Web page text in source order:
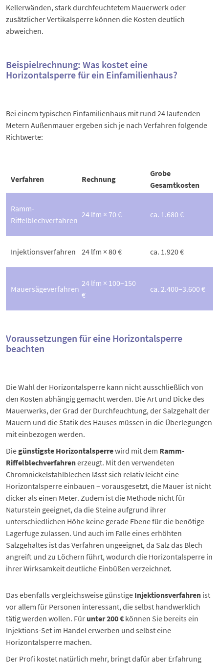
Kellerwänden, stark durchfeuchtetem Mauerwerk oder
zusätzlicher Vertikalsperre können die Kosten deutlich
abweichen.
Beispielrechnung: Was kostet eine
Horizontalsperre für ein Einfamilienhaus?
Bei einem typischen Einfamilienhaus mit rund 24 laufenden
Metern Außenmauer ergeben sich je nach Verfahren folgende
Richtwerte:
Verfahren Rechnung
Grobe
Gesamtkosten
Ramm-
Riffelblechverfahren
24 lfm × 70 € ca. 1.680 €
Injektionsverfahren 24 lfm × 80 € ca. 1.920 €
Mauersägeverfahren
24 lfm × 100–150
€
ca. 2.400–3.600 €
Voraussetzungen für eine Horizontalsperre
beachten
Die Wahl der Horizontalsperre kann nicht ausschließlich von
den Kosten abhängig gemacht werden. Die Art und Dicke des
Mauerwerks, der Grad der Durchfeuchtung, der Salzgehalt der
Mauern und die Statik des Hauses müssen in die Überlegungen
mit einbezogen werden.
Diegünstigste Horizontalsperrewird mit dem Ramm-
Riffelblechverfahrenerzeugt. Mit den verwendeten
Chromnickelstahlblechen lässt sich relativ leicht eine
Horizontalsperre einbauen – vorausgesetzt, die Mauer ist nicht
dicker als einen Meter. Zudem ist die Methode nicht für
Naturstein geeignet, da die Steine aufgrund ihrer
unterschiedlichen Höhe keine gerade Ebene für die benötige
Lagerfuge zulassen. Und auch im Falle eines erhöhten
Salzgehaltes ist das Verfahren ungeeignet, da Salz das Blech
angreift und zu Löchern führt, wodurch die Horizontalsperre in
ihrer Wirksamkeit deutliche Einbüßen verzeichnet.
Das ebenfalls vergleichsweise günstige Injektionsverfahren ist
vor allem für Personen interessant, die selbst handwerklich
tätig werden wollen. Für unter 200 € können Sie bereits ein
Injektions-Set im Handel erwerben und selbst eine
Horizontalsperre machen.
Der Profi kostet natürlich mehr, bringt dafür aber Erfahrung